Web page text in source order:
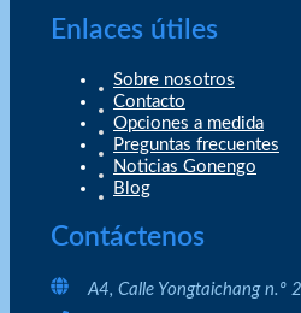
Enlaces útiles
Sobre nosotros
Contacto
Opciones a medida
Preguntas frecuentes
Noticias Gonengo
Blog
Contáctenos
A4, Calle Yongtaichang n.º